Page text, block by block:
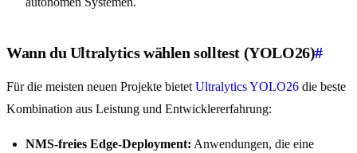
Wann du Ultralytics wählen solltest (YOLO26)#
Für die meisten neuen Projekte bietet Ultralytics YOLO26 die beste
Kombination aus Leistung und Entwicklererfahrung:
NMS-freies Edge-Deployment: Anwendungen, die eine